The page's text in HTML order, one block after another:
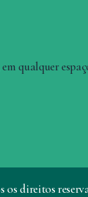
qualquer
direitos